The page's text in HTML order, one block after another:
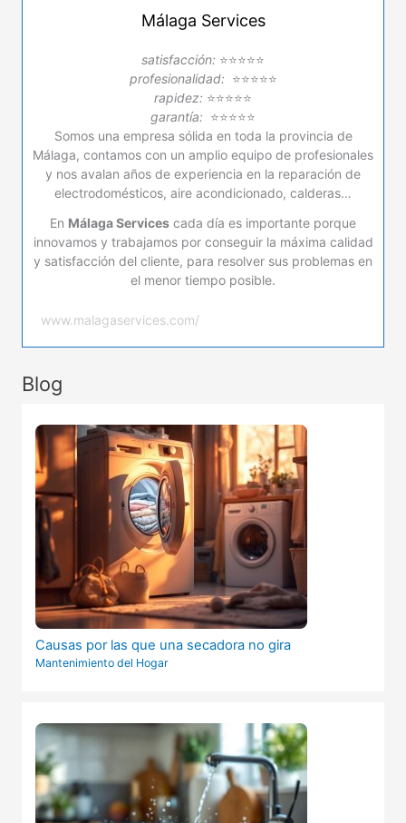
Málaga Services
satisfacción: ⭐⭐⭐⭐⭐
profesionalidad: ⭐⭐⭐⭐⭐
rapidez: ⭐⭐⭐⭐⭐
garantía: ⭐⭐⭐⭐⭐
Somos una empresa sólida en toda la provincia de
Málaga, contamos con un amplio equipo de profesionales
y nos avalan años de experiencia en la reparación de
electrodomésticos, aire acondicionado, calderas…
En Málaga Services cada día es importante porque
innovamos y trabajamos por conseguir la máxima calidad
y satisfacción del cliente, para resolver sus problemas en
el menor tiempo posible.
www.malagaservices.com/
Blog
Causas por las que una secadora no gira
Mantenimiento del Hogar